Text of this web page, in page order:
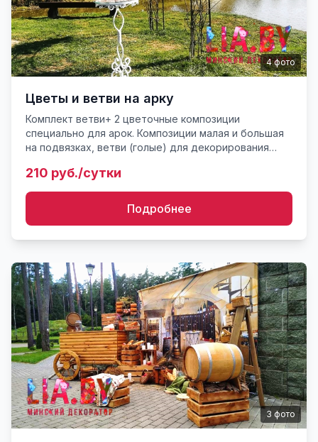
4фото
Цветы и ветви на арку
Комплект ветви+ 2 цветочные композиции
специально для арок. Композиции малая и большая
на подвязках, ветви (голые) для декорирования
уточняйте у консультант...
210 руб./сутки
Подробнее
3 фото